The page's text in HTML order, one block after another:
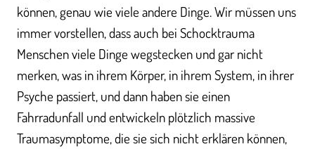
können, genau wie viele andere Dinge. Wir müssen uns
immer vorstellen, dass auch bei Schocktrauma
Menschen viele Dinge wegstecken und gar nicht
merken, was in ihrem Körper, in ihrem System, in ihrer
Psyche passiert, und dann haben sie einen
Fahrradunfall und entwickeln plötzlich massive
Traumasymptome, die sie sich nicht erklären können,